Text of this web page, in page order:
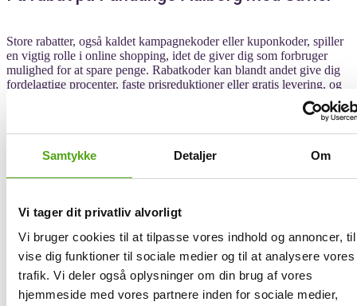
Samtykke Detaljer Om
Vi tager dit privatliv alvorligt
Vi bruger cookies til at tilpasse vores indhold og annoncer,
vise dig funktioner til sociale medier og til at analysere vores
trafik. Vi deler også oplysninger om din brug af vores
hjemmeside med vores partnere inden for sociale medier,
Store rabatter, også kaldet kampagnekoder eller kuponkoder, spiller
en vigtig rolle i online shopping, idet de giver dig som forbruger
mulighed for at spare penge. Rabatkoder kan blandt andet give dig
fordelagtige procenter, faste prisreduktioner eller gratis levering, og
for at få mest muligt ud af dem er det en fordel at have kendskab til,
automatisk dem i forvejen for at finde den bedste til dig, hvorefter de
Når du handler hos Fandango Aalborg, kan Savier hjælpe dig med
lede efter kuponkoder manuelt, da Savier automatisk vil søge efter
dem og anvende dem for dig. På den måde kan du fremover se frem
til en masse gode tilbud hos Fandango Aalborg – uden du skal gøre
andet en at shoppe dit yndlingstøj.